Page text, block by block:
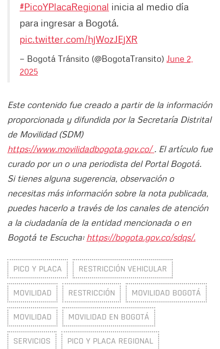
#PicoYPlacaRegional inicia al medio día
para ingresar a Bogotá.
pic.twitter.com/hjWozJEjXR
— Bogotá Tránsito (@BogotaTransito) June 2,
2025
Este contenido fue creado a partir de la información
proporcionada y difundida por la Secretaría Distrital
de Movilidad (SDM)
https://www.movilidadbogota.gov.co/. El artículo fue
curado por un o una periodista del Portal Bogotá.
Si tienes alguna sugerencia, observación o
necesitas más información sobre la nota publicada,
puedes hacerlo a través de los canales de atención
a la ciudadanía de la entidad mencionada o en
Bogotá te Escucha: https://bogota.gov.co/sdqs/.
PICO Y PLACA RESTRICCIÓN VEHICULAR
MOVILIDAD RESTRICCIÓN MOVILIDAD BOGOTÁ
MOVILIDAD MOVILIDAD EN BOGOTÁ
SERVICIOS PICO Y PLACA REGIONAL